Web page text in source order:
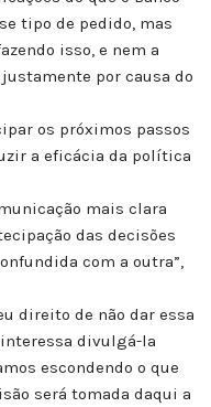
tipo de pedido, mas
isso, e nem a
por causa do
os próximos passos
a eficácia da política
mais clara
das decisões
com a outra”,
direito de não dar essa
divulgá-la
escondendo o que
será tomada daqui a